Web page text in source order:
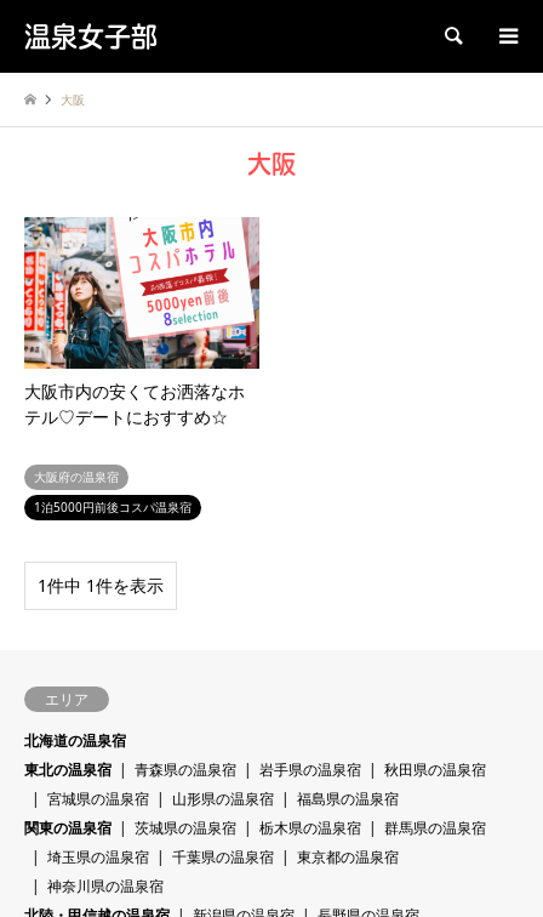
温泉女子部 検索
大阪
大阪
大阪市内の安くてお洒落なホ
テル♡デートにおすすめ☆
大阪府の温泉宿
1泊5000円前後コスパ温泉宿
1件中 1件を表示
エリア
北海道の温泉宿
東北の温泉宿
青森県の温泉宿 岩手県の温泉宿
秋田県の温泉宿
宮城県の温泉宿
山形県の温泉宿
福島県の温泉宿
関東の温泉宿
茨城県の温泉宿 栃木県の温泉宿
群馬県の温泉宿
埼玉県の温泉宿
千葉県の温泉宿
東京都の温泉宿
神奈川県の温泉宿